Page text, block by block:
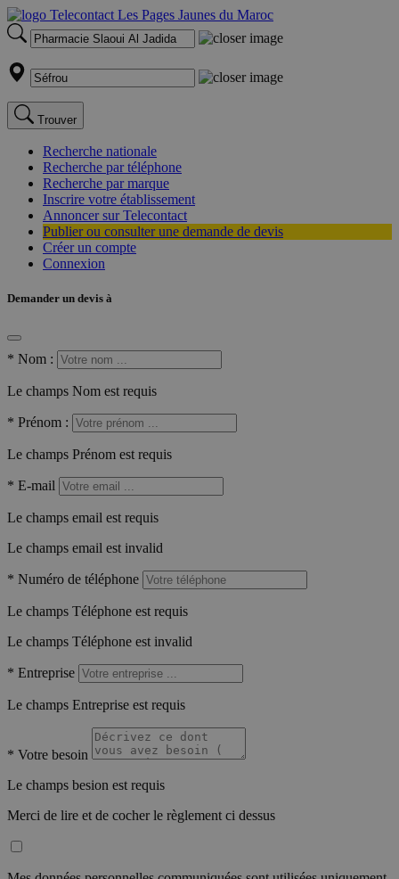
Trouver
Recherche nationale
Recherche par téléphone
Recherche par marque
Inscrire votre établissement
Annoncer sur Telecontact
Publier ou consulter une demande de devis
Créer un compte
Connexion
Demander un devis à
* Nom :
Le champs Nom est requis
* Prénom :
Le champs Prénom est requis
* E-mail
Le champs email est requis
Le champs email est invalid
* Numéro de téléphone
Le champs Téléphone est requis
Le champs Téléphone est invalid
* Entreprise
Le champs Entreprise est requis
* Votre besoin
Le champs besion est requis
Merci de lire et de cocher le règlement ci dessus